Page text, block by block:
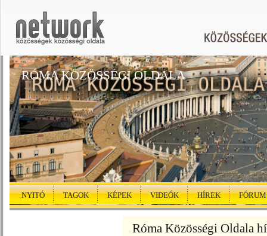
RÓMA KÖZÖSSÉGI OLDALA
NYITÓ TAGOK KÉPEK VIDEÓK HÍREK FÓRUM
Róma Közösségi Oldala